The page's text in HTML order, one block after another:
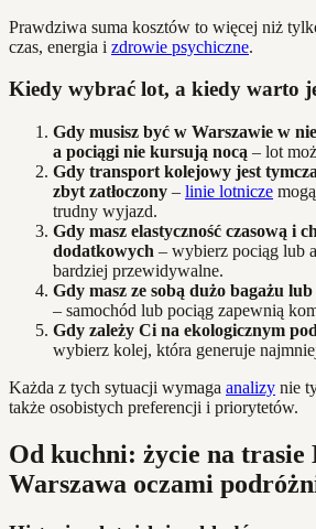
Prawdziwa suma kosztów to więcej niż
czas, energia i zdrowie psychiczne.
Kiedy wybrać lot, a kiedy warto
Gdy musisz być w Warszawie w
a pociągi nie kursują nocą – lot
Gdy transport kolejowy jest
zbyt zatłoczony – linie lotnicze
trudny wyjazd.
Gdy masz elastyczność czasową i
dodatkowych – wybierz pociąg lub
bardziej przewidywalne.
Gdy masz ze sobą dużo bagażu
– samochód lub pociąg zapewnią
Gdy zależy Ci na ekologicznym
wybierz kolej, która generuje
Każda z tych sytuacji wymaga analizy nie
także osobistych preferencji i priorytetów.
Od kuchni: życie na trasie
Warszawa oczami